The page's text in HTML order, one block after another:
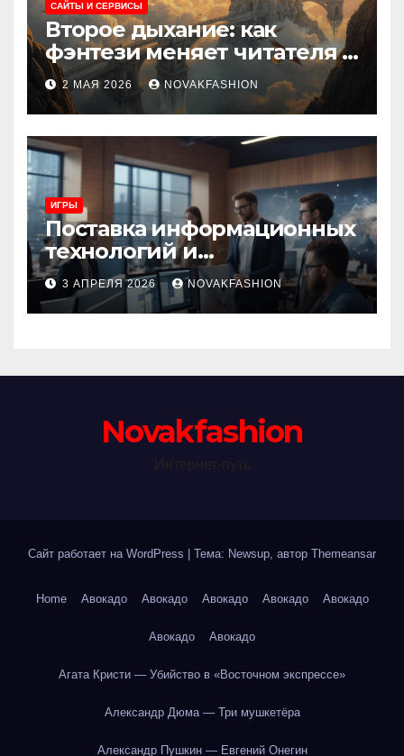
САЙТЫ И СЕРВИСЫ
Второе дыхание: как
фэнтези меняет читателя и
культуру
2 МАЯ 2026 NOVAKFASHION
ИГРЫ
Поставка информационных
технологий и
инновационные решения
3 АПРЕЛЯ 2026 NOVAKFASHION
Novakfashion
Сайт работает на WordPress Тема: Newsup, автор Themeansar
Home Авокадо Авокадо Авокадо Авокадо Авокадо
Авокадо Авокадо
Агата Кристи — Убийство в «Восточном экспрессе»
Александр Дюма — Три мушкетёра
Александр Пушкин — Евгений Онегин